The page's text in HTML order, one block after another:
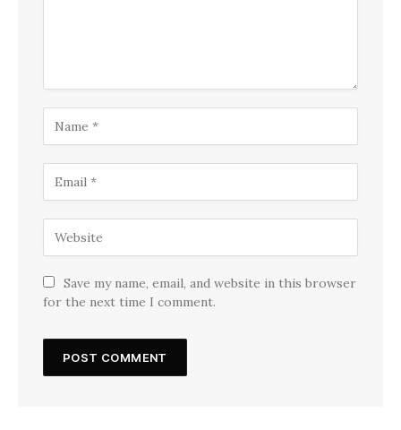
Save my name, email, and website in this browser
for the next time I comment.